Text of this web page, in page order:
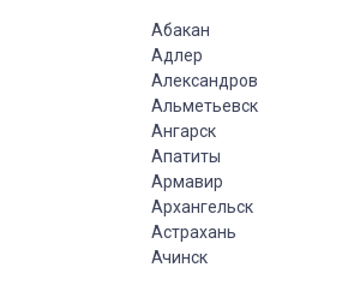
Абакан
Адлер
Александров
Альметьевск
Ангарск
Апатиты
Армавир
Архангельск
Астрахань
Ачинск